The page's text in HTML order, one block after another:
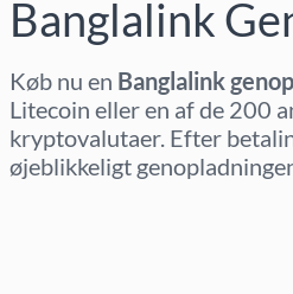
Banglalink
Køb nu en Banglalink
Litecoin eller en af de 200
kryptovalutaer. Efter
øjeblikkeligt